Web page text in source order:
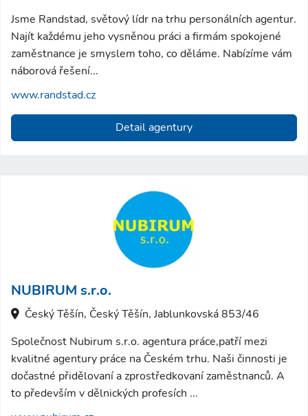
Jsme Randstad, světový lídr na trhu personálních agentur.
Najít každému jeho vysněnou práci a firmám spokojené
zaměstnance je smyslem toho, co děláme. Nabízíme vám
náborová řešení...
www.randstad.cz
Detail agentury
NUBIRUM s.r.o.
Český Těšín, Český Těšín, Jablunkovská 853/46
Společnost Nubirum s.r.o. agentura práce,patří mezi
kvalitné agentury práce na Českém trhu. Naši činnosti je
dočastné přidělovaní a zprostředkovaní zaměstnanců. A
to především v dělnických profesích ...